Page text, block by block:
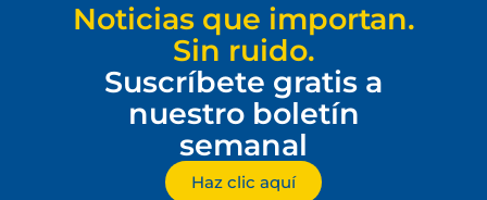
Noticias que importan.
Sin ruido.
Suscríbete gratis a
nuestro boletín
semanal
Haz clic aquí